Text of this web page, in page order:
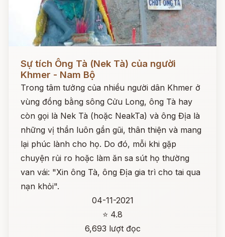
Sự tích Ông Tà (Nek Tà) của người
Khmer - Nam Bộ
Trong tâm tưởng của nhiều người dân Khmer ở
vùng đồng bằng sông Cửu Long, ông Tà hay
còn gọi là Nek Tà (hoặc NeakTa) và ông Địa là
những vị thần luôn gần gũi, thân thiện và mang
lại phúc lành cho họ. Do đó, mỗi khi gặp
chuyện rủi ro hoặc làm ăn sa sút họ thường
van vái: "Xin ông Tà, ông Địa gia trì cho tai qua
nạn khỏi".
04-11-2021
⭐ 4.8
6,693 lượt đọc